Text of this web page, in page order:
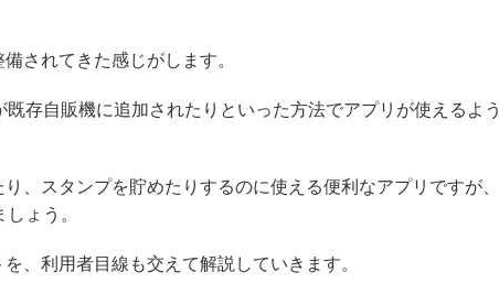
されてきた感じがします。
存自販機に追加されたりといった方法でアプリが使えるよう
、スタンプを貯めたりするのに使える便利なアプリですが、
ょう。
、利用者目線も交えて解説していきます。